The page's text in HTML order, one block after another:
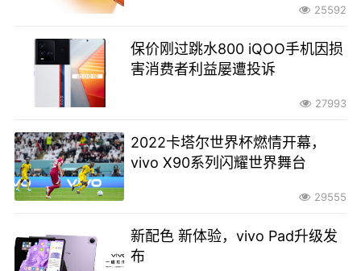
25592
保价刚过跳水800 iQOO手机因损
害消费者利益屡遭投诉
27993
2022卡塔尔世界杯燃情开幕，
vivo X90系列闪耀世界舞台
29555
新配色 新体验，vivo Pad升级发
布